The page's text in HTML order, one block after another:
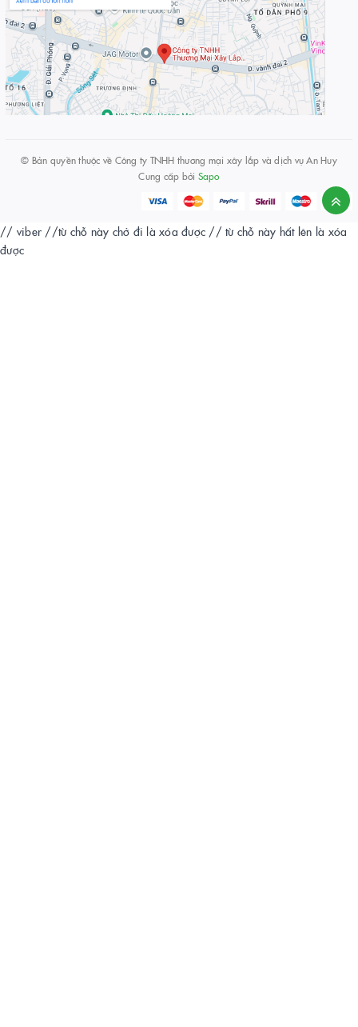
© Bản quyền thuộc về Công ty TNHH thương mại xây lắp và dịch vụ An Huy
Cung cấp bởi Sapo
// viber //từ chỗ này chở đi là xóa được // từ chỗ này hất lên là xóa
được